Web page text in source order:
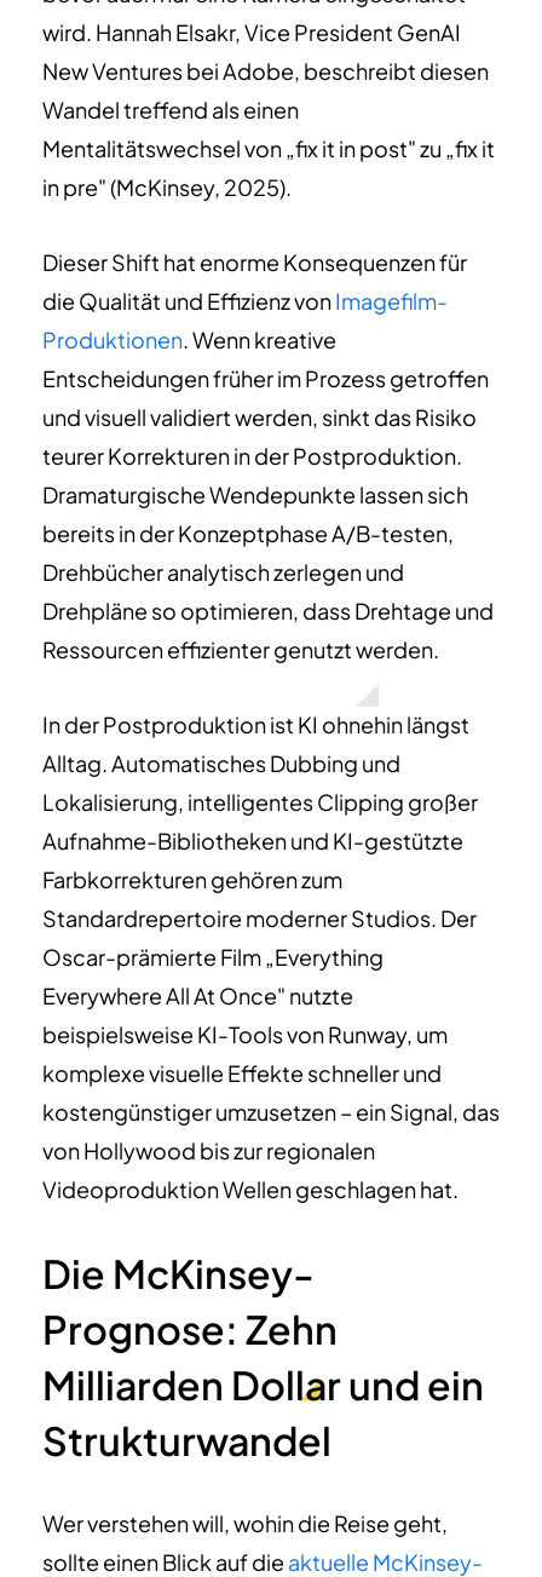
wird. Hannah Elsakr, Vice President GenAI
New Ventures bei Adobe, beschreibt diesen
Wandel treffend als einen
Mentalitätswechsel von „fix it in post" zu „fix it
in pre" (McKinsey, 2025).
Dieser Shift hat enorme Konsequenzen für
die Qualität und Effizienz vonImagefilm-
Produktionen. Wenn kreative
Entscheidungen früher im Prozess getroffen
und visuell validiert werden, sinkt das Risiko
teurer Korrekturen in der Postproduktion.
Dramaturgische Wendepunkte lassen sich
bereits in der Konzeptphase A/B-testen,
Drehbücher analytisch zerlegen und
Drehpläne so optimieren, dass Drehtage und
Ressourcen effizienter genutzt werden.
In der Postproduktion ist KI ohnehin längst
Alltag. Automatisches Dubbing und
Lokalisierung, intelligentes Clipping großer
Aufnahme-Bibliotheken und KI-gestützte
Farbkorrekturen gehören zum
Standardrepertoire moderner Studios. Der
Oscar-prämierte Film „Everything
Everywhere All At Once" nutzte
beispielsweise KI-Tools von Runway, um
komplexe visuelle Effekte schneller und
kostengünstiger umzusetzen – ein Signal, das
von Hollywood bis zur regionalen
Videoproduktion Wellen geschlagen hat.
Die McKinsey-
Prognose: Zehn
Milliarden Dollar und ein
Strukturwandel
Wer verstehen will, wohin die Reise geht,
sollte einen Blick auf die aktuelle McKinsey-